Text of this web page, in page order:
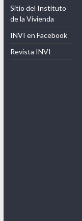
Sitio del Instituto
de la Vivienda
INVI en Facebook
Revista INVI